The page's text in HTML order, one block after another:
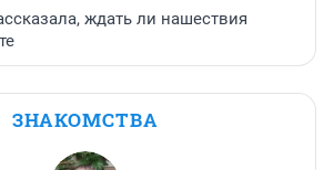
ждать ли нашествия
ЗНАКОМСТВА